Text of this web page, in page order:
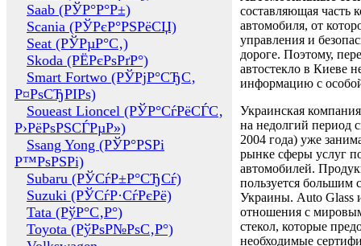
Saab (РЎР°Р°Р±)
Scania (РЎРєР°РЅРёСЏ)
Seat (РЎРµР°С‚)
Skoda (РЁРєРѕРґР°)
Smart Fortwo (РЎРјР°СЂС‚
Р¤РѕСЂРІРѕ)
Soueast Lioncel (РЎР°СѓРёСЃС‚
Р›РёРѕРЅСЃРµР»)
Ssang Yong (РЎР°РЅРі
Р™РѕРЅРі)
Subaru (РЎСѓР±Р°СЂСѓ)
Suzuki (РЎСѓР·СѓРєРё)
Tata (РўР°С‚Р°)
Toyota (РўРѕР№РѕС‚Р°)
составляющая часть
автомобиля, от
управления и
дороге. Поэтому,
автостекло в Киеве
информацию с
Украинская
на недолгий период
2004 года) уже
рынке сферы услуг
автомобилей.
пользуется большим
Украины. Auto Glass
отношения с
стекол, которые
необходимые